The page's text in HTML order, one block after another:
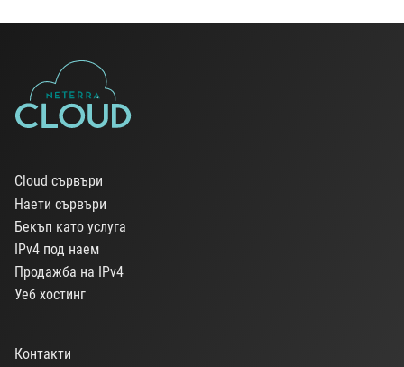
Cloud сървъри
Наети сървъри
Бекъп като услуга
IPv4 под наем
Продажба на IPv4
Уеб хостинг
Контакти